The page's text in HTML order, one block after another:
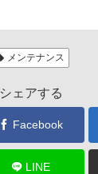
メンテナンス
シェアする
Facebook
LINE